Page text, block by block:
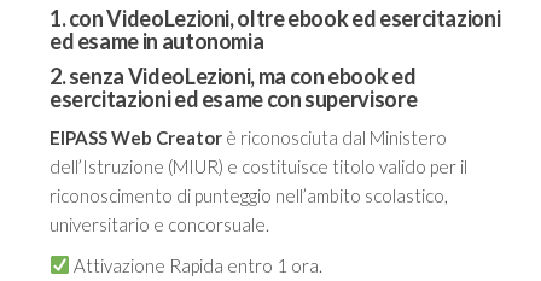
1. con VideoLezioni, oltre ebook ed esercitazioni
ed esame in autonomia
2. senza VideoLezioni, ma con ebook ed
esercitazioni ed esame con supervisore
EIPASS Web Creatorè riconosciuta dal Ministero
dell’Istruzione (MIUR) e costituisce titolo valido per il
riconoscimento di punteggio nell’ambito scolastico,
universitario e concorsuale.
Attivazione Rapida entro 1 ora.